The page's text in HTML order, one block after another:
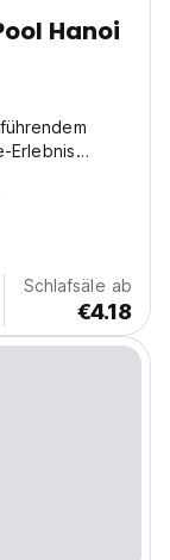
Hanoi
Erlebnis
zu machen!
Schlafsäle ab
€4.18